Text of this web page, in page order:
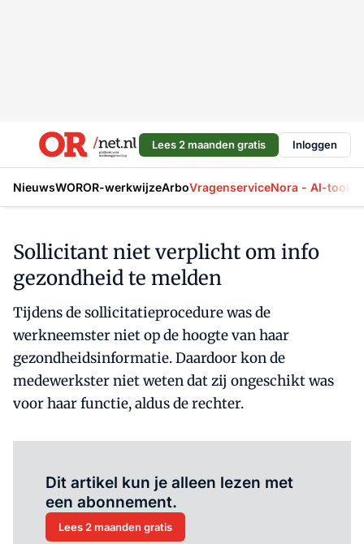
Lees 2 maanden gratis Inloggen
NieuwsWOROR-werkwijzeArboVragenserviceNora - AI-tool
Sollicitant niet verplicht om info
gezondheid te melden
Tijdens de sollicitatieprocedure was de
werkneemster niet op de hoogte van haar
gezondheidsinformatie. Daardoor kon de
medewerkster niet weten dat zij ongeschikt was
voor haar functie, aldus de rechter.
Dit artikel kun je alleen lezen met
een abonnement.
Lees 2 maanden gratis